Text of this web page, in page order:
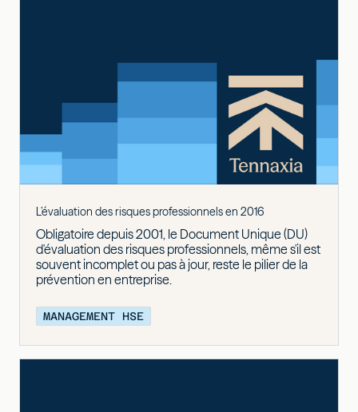
L’évaluation des risques professionnels en 2016
Obligatoire depuis 2001, le Document Unique (DU)
d'évaluation des risques professionnels, même s'il est
souvent incomplet ou pas à jour, reste le pilier de la
prévention en entreprise.
MANAGEMENT HSE